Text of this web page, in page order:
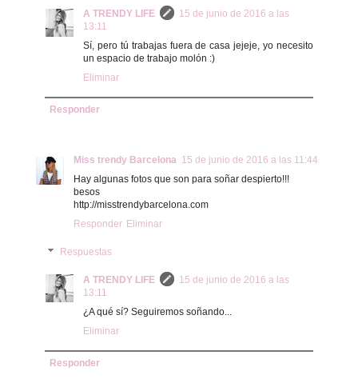
A TRENDY LIFE
15 de junio de 2016 a las
13:11
Sí, pero tú trabajas fuera de casa jejeje, yo necesito
un espacio de trabajo molón :)
Eliminar
Responder
Miss trendy Barcelona 15 de junio de 2016 a las 11:44
Hay algunas fotos que son para soñar despierto!!!
besos
http://misstrendybarcelona.com
Responder Eliminar
Respuestas
A TRENDY LIFE
15 de junio de 2016 a las
13:11
¿A qué sí? Seguiremos soñando...
Eliminar
Responder